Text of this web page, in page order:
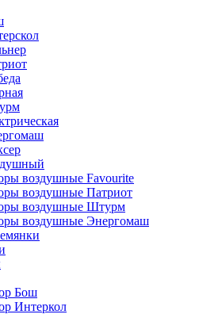
воздушные Favourite
воздушные Патриот
воздушные Штурм
воздушные Энергомаш
Бош
Интеркол